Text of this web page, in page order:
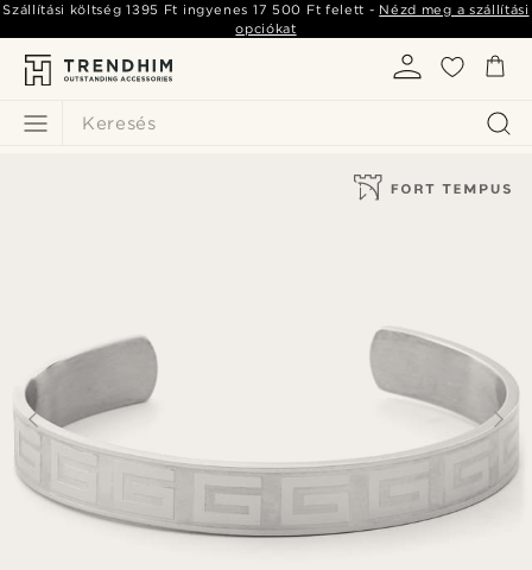
Keresés
Szállítási költség1395 Ft ingyenes 17 500 Ft felett - Nézd meg a szállítási
opciókat